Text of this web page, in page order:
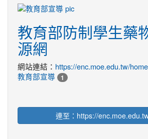
教育部防制學生藥
源網
網站連結： https://enc.moe.edu.tw/home
教育部宣導
1
連至：https://